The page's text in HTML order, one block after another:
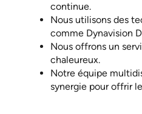
continue.
Nous utilisons des
comme Dynavision
Nous offrons un
chaleureux.
Notre équipe
synergie pour offrir